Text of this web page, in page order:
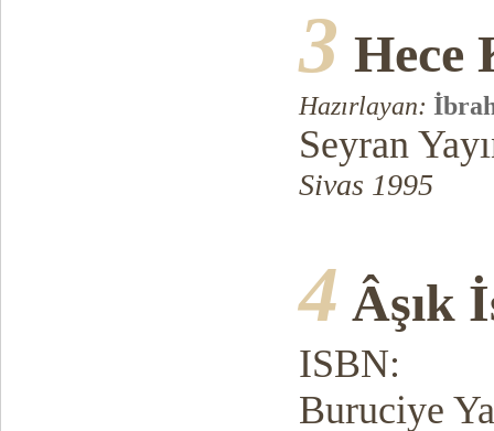
3 Hece
Hazırlayan:
Seyran
Sivas 1995
4 Âşık
ISBN:
Buruciye